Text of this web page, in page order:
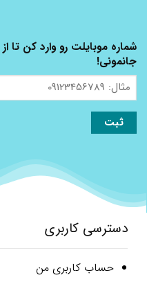
شماره موبایلت رو وارد کن تا
جانمونی!
مثال:
09123456789
دسترسی کاربری
حساب کاربری من